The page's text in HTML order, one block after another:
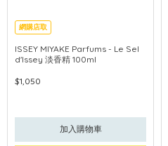
網購店取
ISSEY MIYAKE Parfums - Le Sel
d'Issey 淡香精 100ml
$1,050
加入購物車